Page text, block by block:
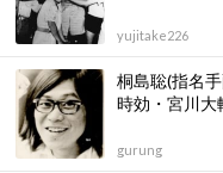
yujitake226
桐島聡(指名
時効・宮川大
gurung